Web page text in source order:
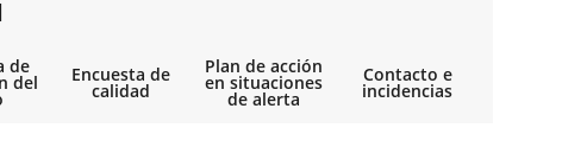
de
del Encuesta de
calidad
Plan de acción
en situaciones
de alerta
Contacto e
incidencias